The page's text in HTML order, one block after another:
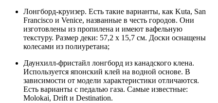
Лонгборд-круизер. Есть такие варианты, как Kuta, San
Francisco и Venice, названные в честь городов. Они
изготовлены из пропилена и имеют вафельную
текстуру. Размер деки: 57,2 х 15,7 см. Доски оснащены
колесами из полиуретана;
Даунхилл-фристайл лонгборд из канадского клена.
Используется японский клей на водной основе. В
зависимости от модели характеристики отличаются.
Есть варианты с педалью газа. Самые известные:
Molokai, Drift и Destination.